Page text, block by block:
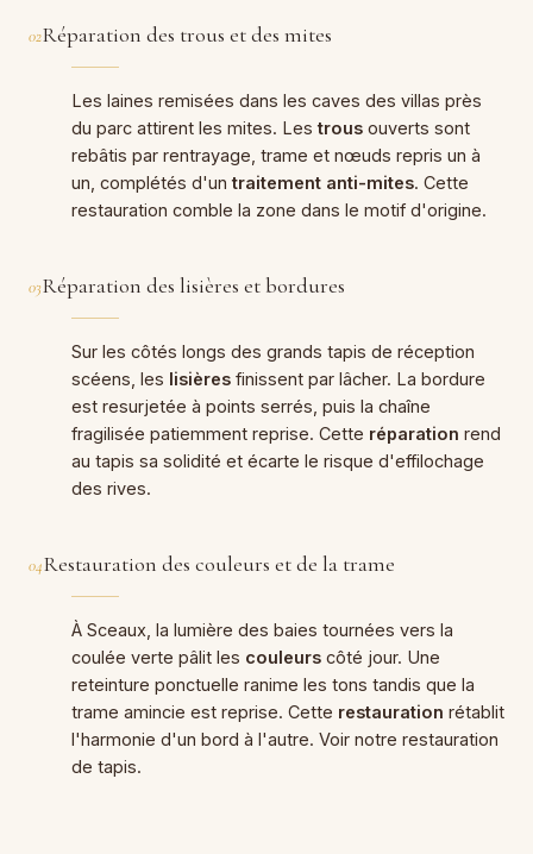
02Réparation des trous et des mites
Les laines remisées dans les caves des villas près
du parc attirent les mites. Lestrous ouverts sont
rebâtis par rentrayage, trame et nœuds repris un à
un, complétés d'untraitement anti-mites. Cette
restauration comble la zone dans le motif d'origine.
03Réparation des lisières et bordures
Sur les côtés longs des grands tapis de réception
scéens, les lisières finissent par lâcher. La bordure
est resurjetée à points serrés, puis la chaîne
fragilisée patiemment reprise. Cette réparation rend
au tapis sa solidité et écarte le risque d'effilochage
des rives.
04Restauration des couleurs et de la trame
À Sceaux, la lumière des baies tournées vers la
coulée verte pâlit les couleurs côté jour. Une
reteinture ponctuelle ranime les tons tandis que la
trame amincie est reprise. Cette restauration rétablit
l'harmonie d'un bord à l'autre. Voir notre restauration
de tapis.